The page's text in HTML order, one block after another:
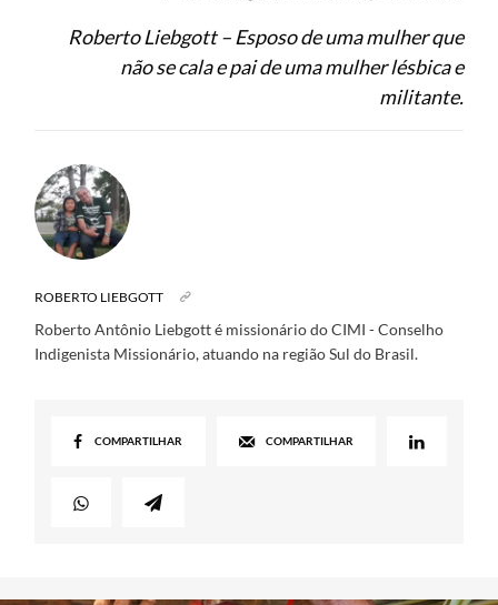
Roberto Liebgott – Esposo de uma mulher que
não se cala e pai de uma mulher lésbica e
militante.
ROBERTO LIEBGOTT
Roberto Antônio Liebgott é missionário do CIMI - Conselho
Indigenista Missionário, atuando na região Sul do Brasil.
COMPARTILHAR COMPARTILHAR